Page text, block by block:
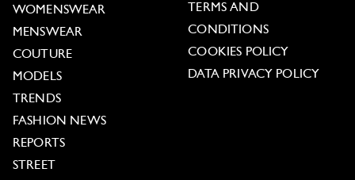
WOMENSWEAR
MENSWEAR
COUTURE
MODELS
TRENDS
FASHION NEWS
REPORTS
STREET
TERMS AND
CONDITIONS
COOKIES POLICY
DATA PRIVACY POLICY